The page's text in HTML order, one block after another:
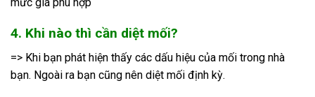
4. Khi nào thì cần diệt mối?
=> Khi bạn phát hiện thấy các dấu hiệu của mối trong nhà
bạn. Ngoài ra bạn cũng nên diệt mối định kỳ.